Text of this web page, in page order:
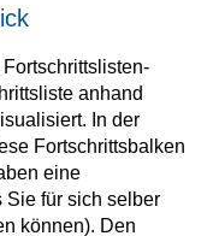
anhand
In der
Fortschrittsbalken
eine
Sie für sich selber
können). Den